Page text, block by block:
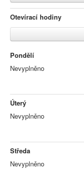
Otevírací hodiny
Pondělí
Nevyplněno
Úterý
Nevyplněno
Středa
Nevyplněno